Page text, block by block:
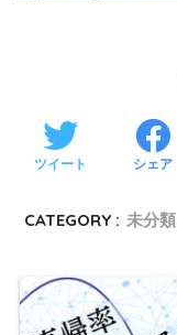
ツイート シェア
CATEGORY : 未分類